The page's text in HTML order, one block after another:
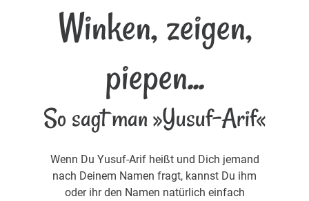
Winken, zeigen,
piepen...
So sagt man »Yusuf-Arif«
Wenn Du Yusuf-Arif heißt und Dich jemand
nach Deinem Namen fragt, kannst Du ihm
oder ihr den Namen natürlich einfach